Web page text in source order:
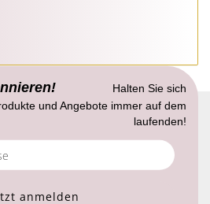
Halten Sie sich
und Angebote immer auf dem
laufenden!